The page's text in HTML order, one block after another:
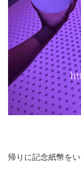
帰りに記念紙幣をい